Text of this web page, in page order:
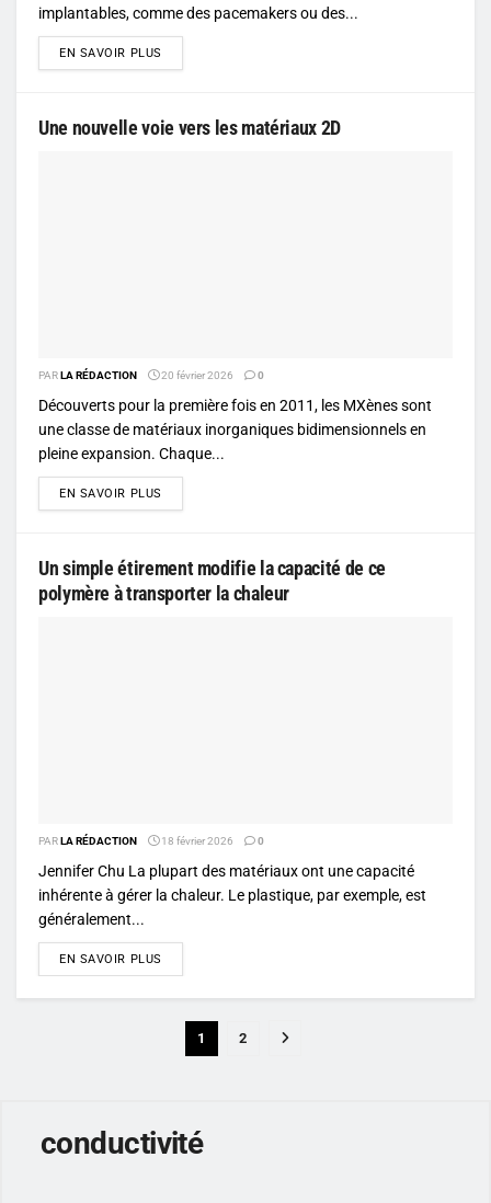
implantables, comme des pacemakers ou des...
EN SAVOIR PLUS
Une nouvelle voie vers les matériaux 2D
PARLA RÉDACTION 20 février 2026 0
Découverts pour la première fois en 2011, les MXènes sont
une classe de matériaux inorganiques bidimensionnels en
pleine expansion. Chaque...
EN SAVOIR PLUS
Un simple étirement modifie la capacité de ce
polymère à transporter la chaleur
PARLA RÉDACTION 18 février 2026 0
Jennifer Chu La plupart des matériaux ont une capacité
inhérente à gérer la chaleur. Le plastique, par exemple, est
généralement...
EN SAVOIR PLUS
1 2
conductivité